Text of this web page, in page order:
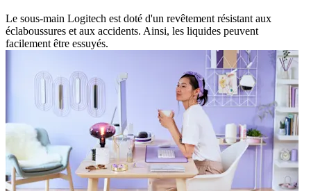
Le sous-main Logitech est doté d'un revêtement résistant aux
éclaboussures et aux accidents. Ainsi, les liquides peuvent
facilement être essuyés.